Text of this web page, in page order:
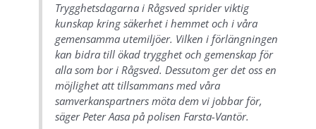
Trygghetsdagarna i Rågsved sprider viktig
kunskap kring säkerhet i hemmet och i våra
gemensamma utemiljöer. Vilken i förlängningen
kan bidra till ökad trygghet och gemenskap för
alla som bor i Rågsved. Dessutom ger det oss en
möjlighet att tillsammans med våra
samverkanspartners möta dem vi jobbar för,
säger Peter Aasa på polisen Farsta-Vantör.